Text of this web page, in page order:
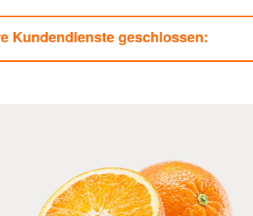
Kundendienste geschlossen: